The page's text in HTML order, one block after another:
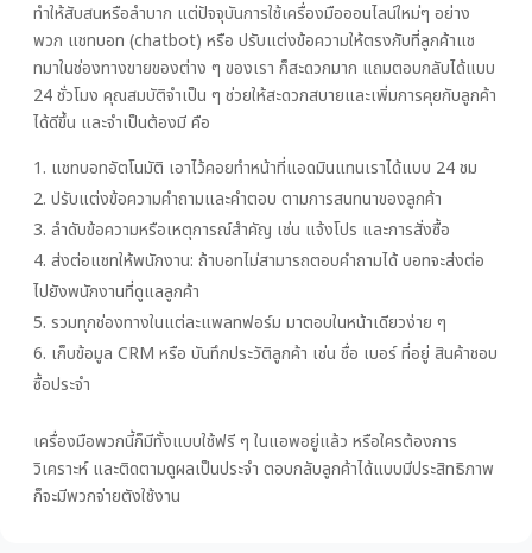
ทำให้สับสนหรือลำบาก แต่ปัจจุบันการใช้เครื่องมือออนไลน์ใหม่ๆ อย่าง
พวก แชทบอท (chatbot) หรือ ปรับแต่งข้อความให้ตรงกับที่ลูกค้าแช
ทมาในช่องทางขายของต่าง ๆ ของเรา ก็สะดวกมาก แถมตอบกลับได้แบบ
24 ชั่วโมง คุณสมบัติจำเป็น ๆ ช่วยให้สะดวกสบายและเพิ่มการคุยกับลูกค้า
ได้ดีขึ้น และจำเป็นต้องมี คือ
แชทบอทอัตโนมัติ เอาไว้คอยทำหน้าที่แอดมินแทนเราได้แบบ 24 ชม
ปรับแต่งข้อความคำถามและคำตอบ ตามการสนทนาของลูกค้า
ลำดับข้อความหรือเหตุการณ์สำคัญ เช่น แจ้งโปร และการสั่งซื้อ
ส่งต่อแชทให้พนักงาน: ถ้าบอทไม่สามารถตอบคำถามได้ บอทจะส่งต่อ
ไปยังพนักงานที่ดูแลลูกค้า
รวมทุกช่องทางในแต่ละแพลทฟอร์ม มาตอบในหน้าเดียวง่าย ๆ
เก็บข้อมูล CRM หรือ บันทึกประวัติลูกค้า เช่น ชื่อ เบอร์ ที่อยู่ สินค้าชอบ
ซื้อประจำ
เครื่องมือพวกนี้ก็มีทั้งแบบใช้ฟรี ๆ ในแอพอยู่แล้ว หรือใครต้องการ
วิเคราะห์ และติดตามดูผลเป็นประจำ ตอบกลับลูกค้าได้แบบมีประสิทธิภาพ
ก็จะมีพวกจ่ายตังใช้งาน